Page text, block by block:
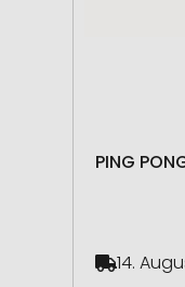
PING
14.